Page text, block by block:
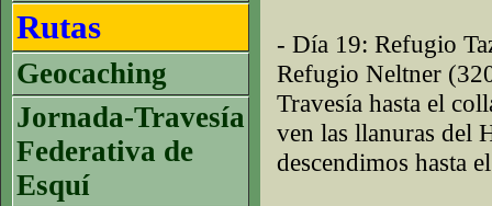
Rutas
Geocaching
Jornada-Travesía
Federativa de
Esquí
- Día 19: Refugio
Refugio Neltner
Travesía hasta el
ven las llanuras del
descendimos hasta